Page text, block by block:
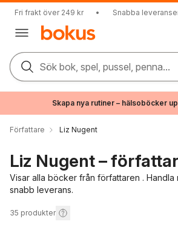
Fri frakt över 249 kr • Snabba
Sök bok, spel, pussel, penna...
Skapa nya rutiner – hälsoböcker
Författare Liz Nugent
Liz Nugent –
Visar alla böcker från författaren . Handla
snabb leverans.
35 produkter